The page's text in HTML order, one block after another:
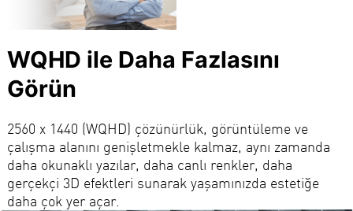
WQHD ile Daha Fazlasını
Görün
2560 x 1440 (WQHD) çözünürlük, görüntüleme ve
çalışma alanını genişletmekle kalmaz, aynı zamanda
daha okunaklı yazılar, daha canlı renkler, daha
gerçekçi 3D efektleri sunarak yaşamınızda estetiğe
daha çok yer açar.